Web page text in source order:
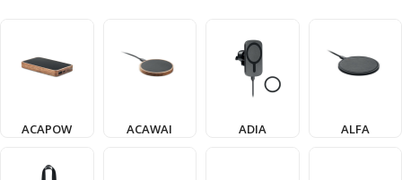
ACAPOW ACAWAI ADIA ALFA